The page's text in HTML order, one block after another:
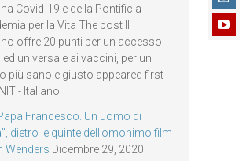
Covid-19 e della Pontificia
per la Vita The post Il
offre 20 punti per un accesso
universale ai vaccini, per un
più sano e giusto appeared first
- Italiano.
Francesco. Un uomo di
dietro le quinte dell’omonimo film
Wenders Dicembre 29, 2020